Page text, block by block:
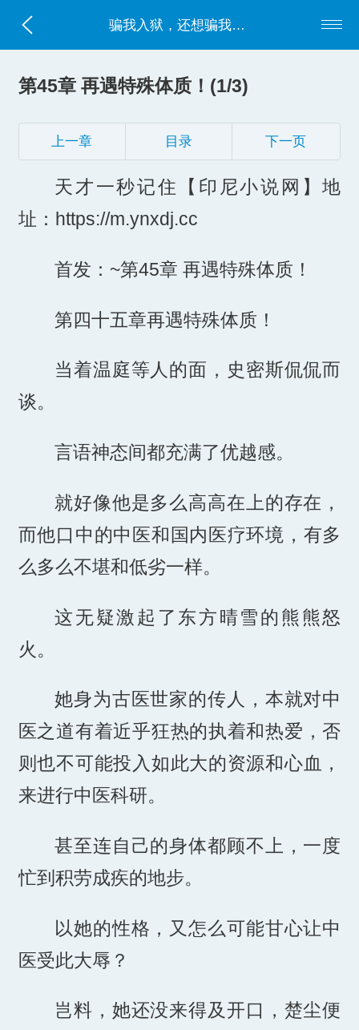
骗我入狱，还想骗我给人冲喜？
第45章 再遇特殊体质！(1/3)
上一章 目录 下一页
天才一秒记住【印尼小说网】地
址：https://m.ynxdj.cc
首发：~第45章 再遇特殊体质！
第四十五章再遇特殊体质！
当着温庭等人的面，史密斯侃侃而
谈。
言语神态间都充满了优越感。
就好像他是多么高高在上的存在，
而他口中的中医和国内医疗环境，有多
么多么不堪和低劣一样。
这无疑激起了东方晴雪的熊熊怒
火。
她身为古医世家的传人，本就对中
医之道有着近乎狂热的执着和热爱，否
则也不可能投入如此大的资源和心血，
来进行中医科研。
甚至连自己的身体都顾不上，一度
忙到积劳成疾的地步。
以她的性格，又怎么可能甘心让中
医受此大辱？
岂料，她还没来得及开口，楚尘便